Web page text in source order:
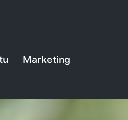
Marketing